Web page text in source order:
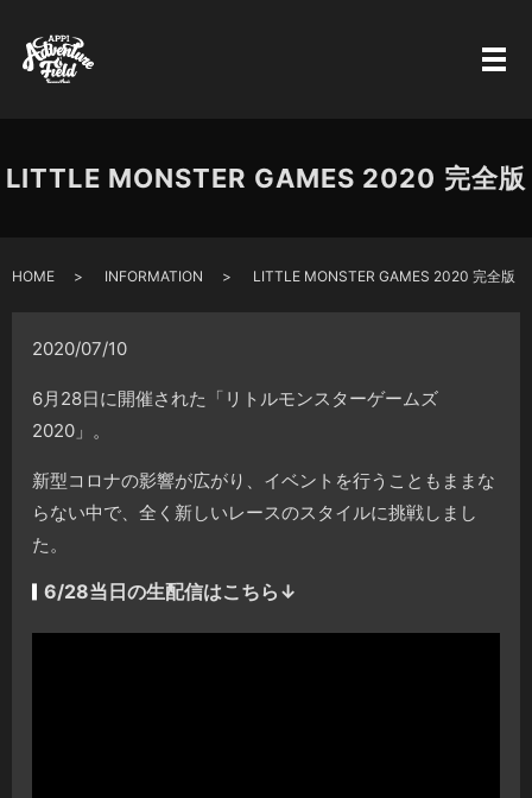
LITTLE MONSTER GAMES 2020 完全版
HOME INFORMATION LITTLE MONSTER GAMES 2020 完全版
2020/07/10
6月28日に開催された「リトルモンスターゲームズ
2020」。
新型コロナの影響が広がり、イベントを行うこともままな
らない中で、全く新しいレースのスタイルに挑戦しまし
た。
6/28当日の生配信はこちら↓